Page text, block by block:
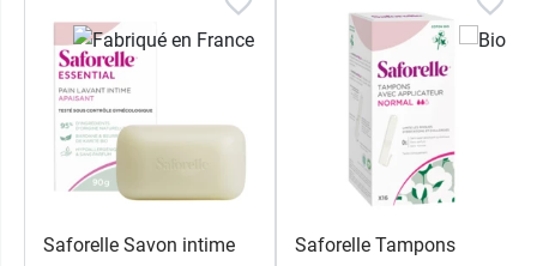
6 heures maximum + 1 pochon en coton
Et pour votre toilette intime, pensez aux
Lingettes intimes Fraicheur & Douceur Saforelle
Saforelle Savon intime
Saforelle Tampons